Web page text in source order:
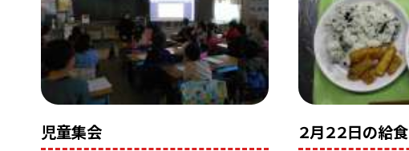
児童集会 ２月２２日の給食